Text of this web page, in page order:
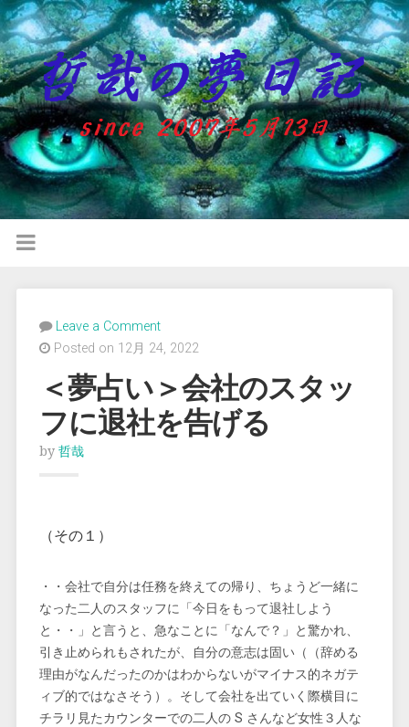
Leave a Comment
Posted on 12月 24, 2022
＜夢占い＞会社のスタッ
フに退社を告げる
by 哲哉
（その１）
・・会社で自分は任務を終えての帰り、ちょうど一緒に
なった二人のスタッフに「今日をもって退社しよう
と・・」と言うと、急なことに「なんで？」と驚かれ、
引き止められもされたが、自分の意志は固い（（辞める
理由がなんだったのかはわからないがマイナス的ネガテ
ィブ的ではなさそう）。そして会社を出ていく際横目に
チラリ見たカウンターでの二人の S さんなど女性３人な